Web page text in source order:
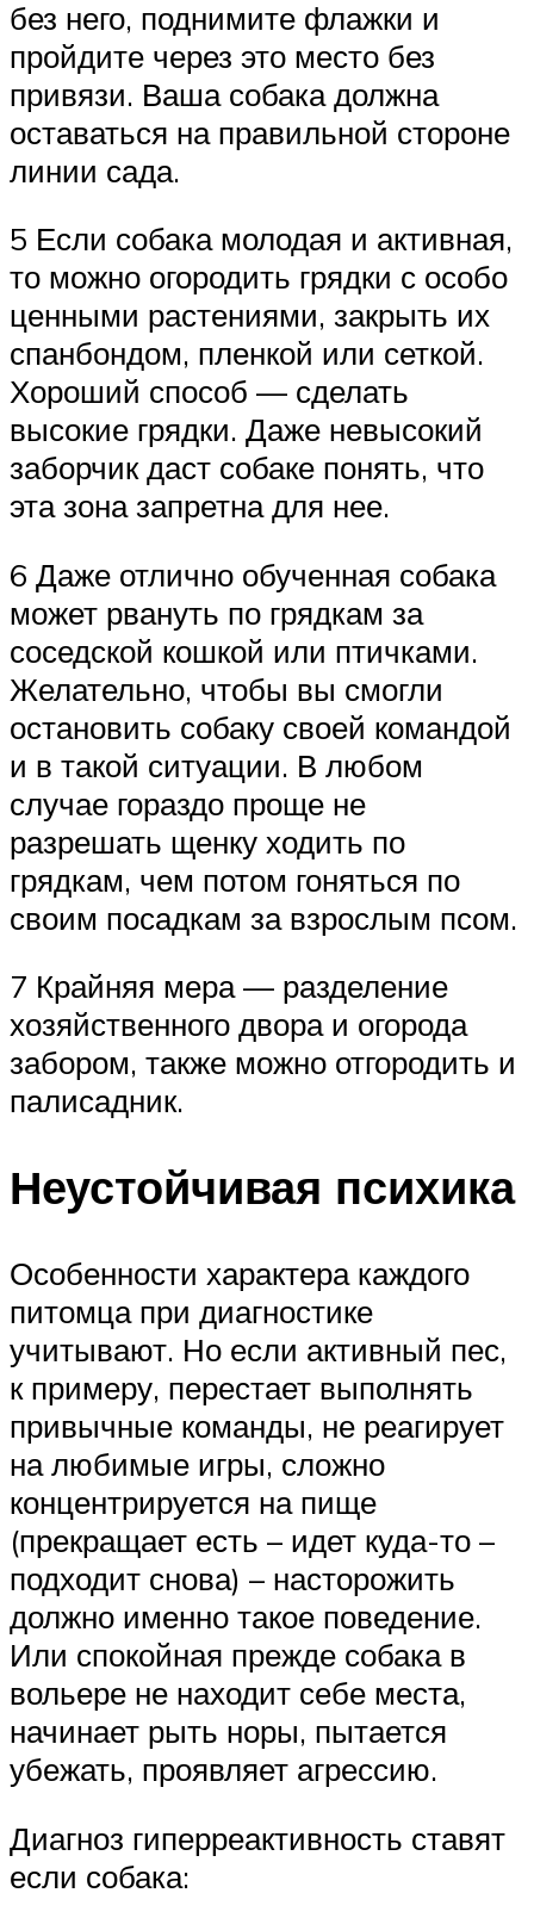
без него, поднимите флажки и
пройдите через это место без
привязи. Ваша собака должна
оставаться на правильной стороне
линии сада.
5 Если собака молодая и активная,
то можно огородить грядки с особо
ценными растениями, закрыть их
спанбондом, пленкой или сеткой.
Хороший способ — сделать
высокие грядки. Даже невысокий
заборчик даст собаке понять, что
эта зона запретна для нее.
6 Даже отлично обученная собака
может рвануть по грядкам за
соседской кошкой или птичками.
Желательно, чтобы вы смогли
остановить собаку своей командой
и в такой ситуации. В любом
случае гораздо проще не
разрешать щенку ходить по
грядкам, чем потом гоняться по
своим посадкам за взрослым псом.
7 Крайняя мера — разделение
хозяйственного двора и огорода
забором, также можно отгородить и
палисадник.
Неустойчивая психика
Особенности характера каждого
питомца при диагностике
учитывают. Но если активный пес,
к примеру, перестает выполнять
привычные команды, не реагирует
на любимые игры, сложно
концентрируется на пище
(прекращает есть – идет куда-то –
подходит снова) – насторожить
должно именно такое поведение.
Или спокойная прежде собака в
вольере не находит себе места,
начинает рыть норы, пытается
убежать, проявляет агрессию.
Диагноз гиперреактивность ставят
если собака: